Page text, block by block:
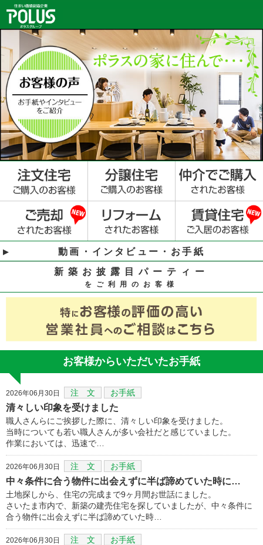
動画・インタビュー・お手紙
新築お披露目パーティー
をご利用のお客様
お客様からいただいたお手紙
2026年06月30日 注 文 お手紙
清々しい印象を受けました
職人さんらにご挨拶した際に、清々しい印象を受けました。
当時についても若い職人さんが多い会社だと感じていました。
作業においては、迅速で…
2026年06月30日 注 文 お手紙
中々条件に合う物件に出会えずに半ば諦めていた時に…
土地探しから、住宅の完成まで9ヶ月間お世話にました。
さいたま市内で、新築の建売住宅を探していましたが、中々条件に
合う物件に出会えずに半ば諦めていた時…
2026年06月30日 注 文 お手紙